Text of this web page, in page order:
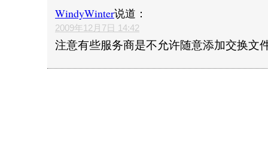
WindyWinter说道：
2009年12月7日 14:42
注意有些服务商是不允许随意添加交换文